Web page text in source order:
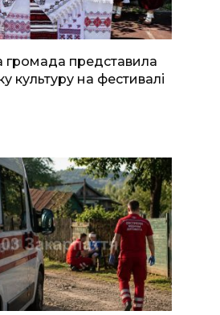
громада представила
культуру на фестивалі